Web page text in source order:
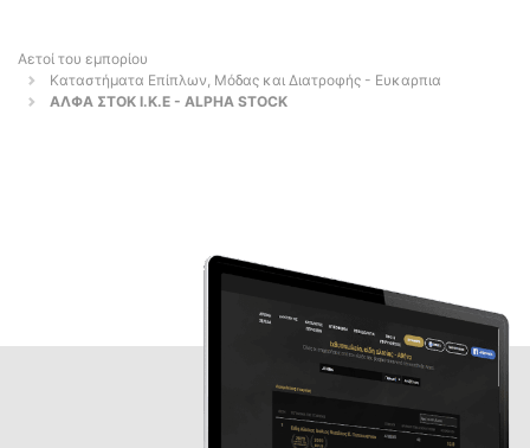
Αετοί του εμπορίου
Καταστήματα Επίπλων, Μόδας και Διατροφής - Ευκαρπια
ΑΛΦΑ ΣΤΟΚ Ι.Κ.Ε - ALPHA STOCK